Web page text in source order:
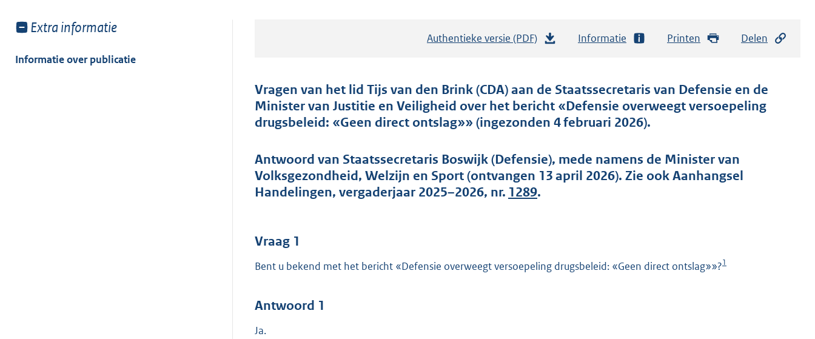
Toon
van:
Extra informatie
Informatie over publicatie
Authentieke versie (PDF)
t
a
n
s
g
e
Informatie Printen Delen
Vragen van het lid Tijs van den Brink (CDA) aan de Staatssecretaris van Defensie en de
Minister van Justitie en Veiligheid over het bericht «Defensie overweegt versoepeling
drugsbeleid: «Geen direct ontslag»» (ingezonden 4 februari 2026).
Antwoord van Staatssecretaris Boswijk (Defensie), mede namens de Minister van
Volksgezondheid, Welzijn en Sport (ontvangen 13 april 2026). Zie ook Aanhangsel
Handelingen, vergaderjaar 2025–2026, nr. 1289.
Vraag 1
Bent u bekend met het bericht «Defensie overweegt versoepeling drugsbeleid: «Geen direct ontslag»»?1
Antwoord 1
Ja.